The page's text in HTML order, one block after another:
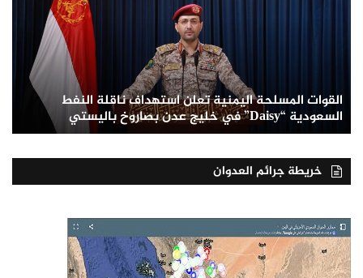
القوات المسلحة اليمنية تعلن استهداف ناقلة النفط
السعودية “Daisy” في خليج عدن بصاروخ باليستي
خريطة جرائم العدوان